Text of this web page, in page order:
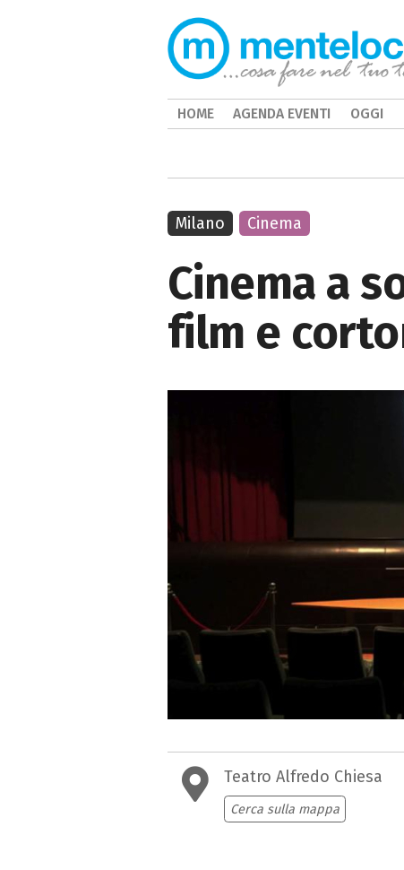
Cinema a
film e
Teatro Alfredo Chiesa
Cerca sulla mappa
Milano Cinema
HOME AGENDA EVENTI OGGI